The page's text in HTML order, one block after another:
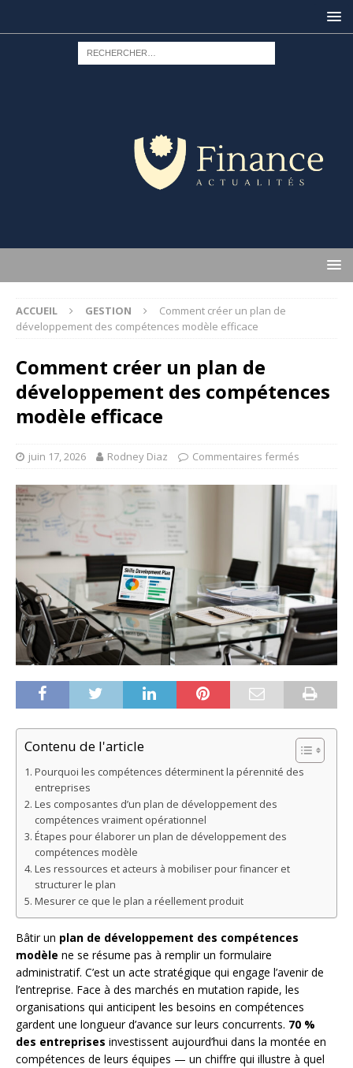
ACCUEIL GESTION
Comment créer un plan de
développement des compétences modèle efficace
Comment créer un plan de
développement des compétences
modèle efficace
juin 17, 2026 Rodney Diaz Commentaires fermés
Contenu de l'article
Pourquoi les compétences déterminent la pérennité des
entreprises
Les composantes d’un plan de développement des
compétences vraiment opérationnel
Étapes pour élaborer un plan de développement des
compétences modèle
Les ressources et acteurs à mobiliser pour financer et
structurer le plan
Mesurer ce que le plan a réellement produit
Bâtir un plan de développement des compétences
modèle ne se résume pas à remplir un formulaire
administratif. C’est un acte stratégique qui engage l’avenir de
l’entreprise. Face à des marchés en mutation rapide, les
organisations qui anticipent les besoins en compétences
gardent une longueur d’avance sur leurs concurrents. 70 %
des entreprises investissent aujourd’hui dans la montée en
compétences de leurs équipes — un chiffre qui illustre à quel